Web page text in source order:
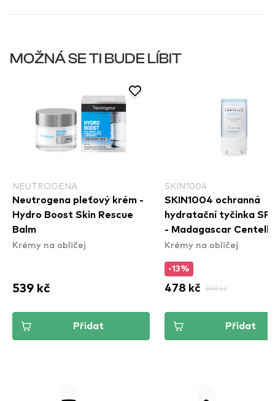
MOŽNÁ SE TI BUDE LÍBIT
NEUTROGENA
Neutrogena pleťový krém -
Hydro Boost Skin Rescue
Balm
Krémy na obličej
539 kč
Přidat
SKIN1004
SKIN1004 ochranná
hydratační tyčinka
- Madagascar Centella
Hyalu-Cica Silky- Fit
Krémy na obličej
-13%
478 kč 549 kč
Přidat